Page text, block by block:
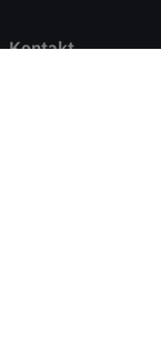
Kontakt